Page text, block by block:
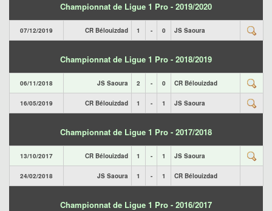
Championnat de Ligue 1 Pro - 2019/2020
07/12/2019 CR Bélouizdad 1 - 0 JS Saoura
Championnat de Ligue 1 Pro - 2018/2019
06/11/2018 JS Saoura 2 - 0 CR Bélouizdad
16/05/2019 CR Bélouizdad 1 - 1 JS Saoura
Championnat de Ligue 1 Pro - 2017/2018
13/10/2017 CR Bélouizdad 1 - 1 JS Saoura
24/02/2018 JS Saoura 1 - 1 CR Bélouizdad
Championnat de Ligue 1 Pro - 2016/2017